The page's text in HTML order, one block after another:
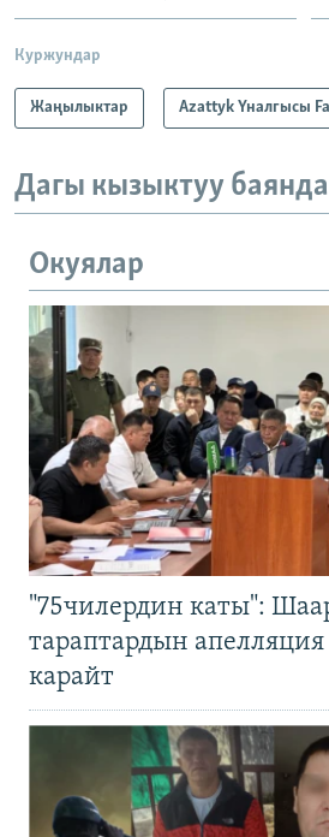
Куржундар
Жаңылыктар Azattyk Үналгысы
Дагы кызыктуу
Окуялар
"75чилердин каты":
тараптардын
карайт